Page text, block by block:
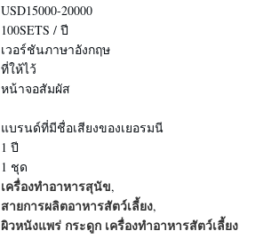
USD15000-20000
100SETS / ปี
เวอร์ชันภาษาอังกฤษ
ที่ให้ไว้
หน้าจอสัมผัส
แบรนด์ที่มีชื่อเสียงของเยอรมนี
1 ปี
1 ชุด
เครื่องทําอาหารสุนัข,
สายการผลิตอาหารสัตว์เลี้ยง,
ผิวหนังแพร่ กระดูก เครื่องทําอาหารสัตว์เลี้ยง